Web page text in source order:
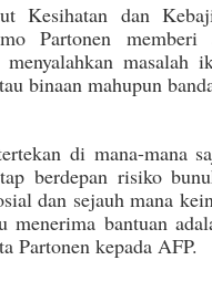
Kesihatan dan
Partonen memberi
menyalahkan masalah
binaan mahupun
di mana-mana
berdepan risiko
dan sejauh mana
menerima bantuan
Partonen kepada AFP.